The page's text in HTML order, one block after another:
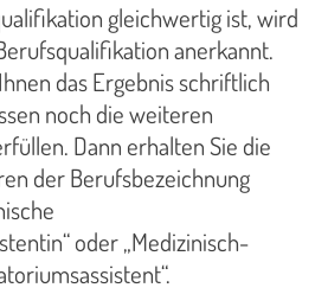
gleichwertig ist, wird
anerkannt.
das Ergebnis schriftlich
noch die weiteren
Dann erhalten Sie die
der Berufsbezeichnung
oder „Medizinisch-